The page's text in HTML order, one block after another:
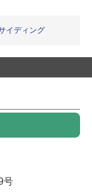
イディング
号